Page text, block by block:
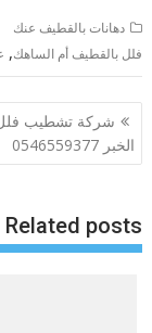
دهانات بالقطيف عنك
فلل بالقطيف أم الساهك,
تصفّح
المقالات
شركة تشطيب فلل
الخبر 0546559377
Related posts